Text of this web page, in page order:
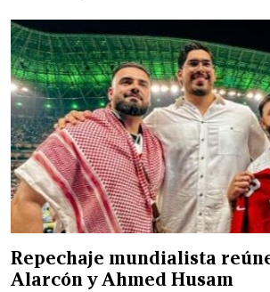
Repechaje mundialista
Alarcón y Ahmed Husam